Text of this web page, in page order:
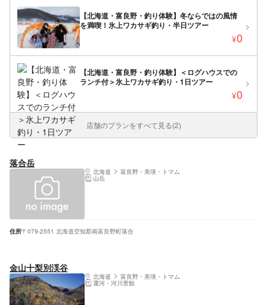
【北海道・富良野・釣り体験】冬ならではの風情
を満喫！氷上ワカサギ釣り・半日ツアー
¥0
【北海道・富良野・釣り体験】＜ログハウスでの
ランチ付＞氷上ワカサギ釣り・1日ツアー
¥0
店舗のプランをすべて見る(2)
落合岳
北海道 富良野・美瑛・トマム
山岳
住所〒079-2551 北海道空知郡南富良野町落合
金山十梨別渓谷
北海道 富良野・美瑛・トマム
運河・河川景観